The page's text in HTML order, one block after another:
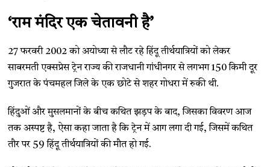
​‘राम मंदिर एक चेतावनी है​’
27 फरवरी 2002 को अयोध्या से लौट रहे हिंदू तीर्थयात्रियों को लेकर
साबरमती एक्सप्रेस ट्रेन राज्य की राजधानी गांधीनगर से लगभग 150 किमी दूर
गुजरात के पंचमहल जिले के एक छोटे से शहर गोधरा में रुकी थी.
हिंदुओं और मुसलमानों के बीच कथित झड़प के बाद, जिसका विवरण आज
तक अस्पष्ट है, ऐसा कहा जाता है कि ट्रेन में आग लगा दी गई, जिसमें कथित
तौर पर 59 हिंदू तीर्थयात्रियों की मौत हो गई.